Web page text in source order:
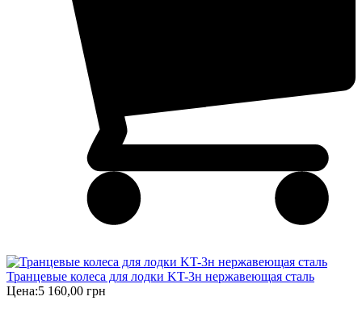
Транцевые колеса для лодки KT-3н нержавеющая сталь
Цена:5 160,00 грн